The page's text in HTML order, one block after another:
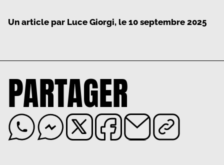
Un article par Luce Giorgi, le 10 septembre 2025
PARTAGER